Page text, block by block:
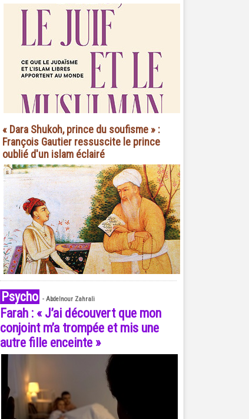
« Dara Shukoh, prince du soufisme » :
François Gautier ressuscite le prince
oublié d'un islam éclairé
Psycho - Abdelnour Zahrali
Farah : « J’ai découvert que mon
conjoint m’a trompée et mis une
autre fille enceinte »